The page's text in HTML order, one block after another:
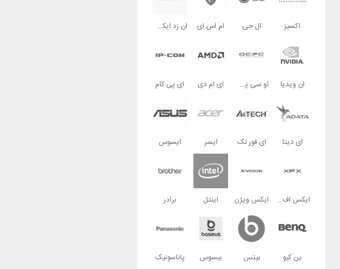
اکسیز ال جی ام اس ای ان زد ایکس تی
ان ویدیا او سی پی سی ای ام دی ای پی کام
ای دیتا ای فور تک ایسر ایسوس
ایکس اف ایکس ایکس ویژن اینتل برادر
بن کیو بیتس بیسوس پاناسونیک